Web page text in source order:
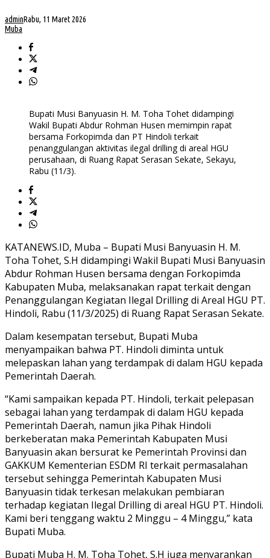
adminRabu, 11 Maret 2026
Muba
Bupati Musi Banyuasin H. M. Toha Tohet didampingi
Wakil Bupati Abdur Rohman Husen memimpin rapat
bersama Forkopimda dan PT Hindoli terkait
penanggulangan aktivitas ilegal drilling di areal HGU
perusahaan, di Ruang Rapat Serasan Sekate, Sekayu,
Rabu (11/3).
KATANEWS.ID, Muba – Bupati Musi Banyuasin H. M.
Toha Tohet, S.H didampingi Wakil Bupati Musi Banyuasin
Abdur Rohman Husen bersama dengan Forkopimda
Kabupaten Muba, melaksanakan rapat terkait dengan
Penanggulangan Kegiatan Ilegal Drilling di Areal HGU PT.
Hindoli, Rabu (11/3/2025) di Ruang Rapat Serasan Sekate.
Dalam kesempatan tersebut, Bupati Muba
menyampaikan bahwa PT. Hindoli diminta untuk
melepaskan lahan yang terdampak di dalam HGU kepada
Pemerintah Daerah.
“Kami sampaikan kepada PT. Hindoli, terkait pelepasan
sebagai lahan yang terdampak di dalam HGU kepada
Pemerintah Daerah, namun jika Pihak Hindoli
berkeberatan maka Pemerintah Kabupaten Musi
Banyuasin akan bersurat ke Pemerintah Provinsi dan
GAKKUM Kementerian ESDM RI terkait permasalahan
tersebut sehingga Pemerintah Kabupaten Musi
Banyuasin tidak terkesan melakukan pembiaran
terhadap kegiatan Ilegal Drilling di areal HGU PT. Hindoli.
Kami beri tenggang waktu 2 Minggu – 4 Minggu,” kata
Bupati Muba.
Bupati Muba H. M. Toha Tohet, S.H juga menyarankan